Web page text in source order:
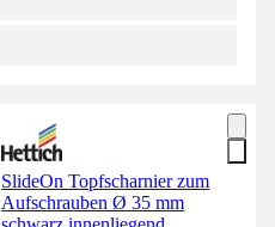
SlideOn Topfscharnier zum
Aufschrauben Ø 35 mm